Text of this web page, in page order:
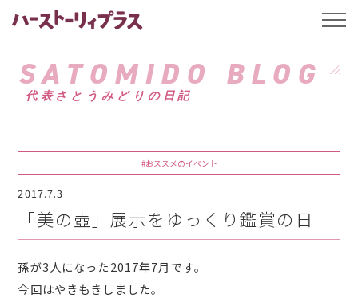
ハーストーリィプ
SATOMIDO BLOG
代表さとうみどりの日記
#おススメのイベント
2017.7.3
「美の壺」展示をゆっくり鑑賞の日
孫が3人になった2017年7月です。
今回はやきもきしました。
t
l
a